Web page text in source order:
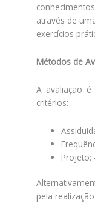
através de
exercícios
Métodos de
A avaliação
critérios:
Projeto:
pela